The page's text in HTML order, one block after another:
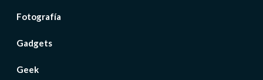
Fotografía
Gadgets
Geek